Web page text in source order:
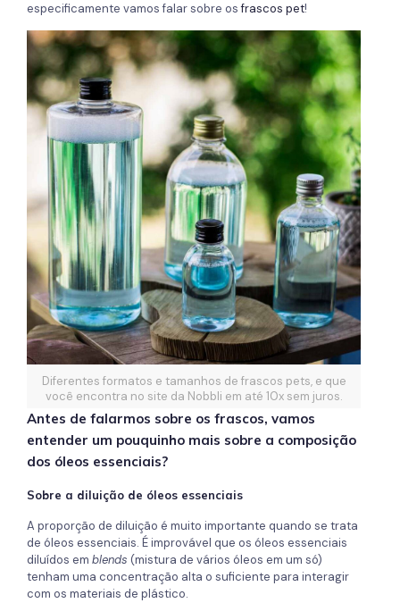
especificamente vamos falar sobre osfrascos pet!
Diferentes formatos e tamanhos de frascos pets, e que
você encontra no site da Nobbli em até 10x sem juros.
Antes de falarmos sobre os frascos, vamos
entender um pouquinho mais sobre a composição
dos óleos essenciais?
Sobre a diluição de óleos essenciais
A proporção de diluição é muito importante quando se trata
de óleos essenciais. É improvável que os óleos essenciais
diluídos em blends (mistura de vários óleos em um só)
tenham uma concentração alta o suficiente para interagir
com os materiais de plástico.